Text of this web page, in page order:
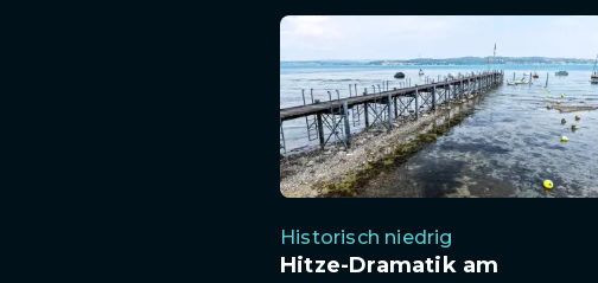
Historisch niedrig
Hitze-Dramatik am